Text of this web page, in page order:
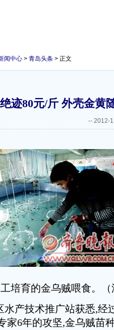
闻中心 > 青岛头条 > 正文
迹80元/斤 外壳金黄
-- 2012-
培育的金乌贼喂食。
产技术推广站获悉,经
家6年的攻坚,金乌贼苗